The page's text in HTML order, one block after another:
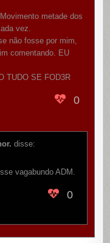
metade dos
vez.
não fosse por mim,
comentando. EU
TUDO SE FOD3R
0
disse:
vagabundo ADM.
0